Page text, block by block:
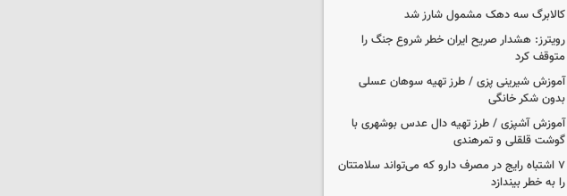
کالابرگ سه دهک مشمول شارز شد
رویترز: هشدار صریح ایران خطر شروع جنگ را
متوقف کرد
آموزش شیرینی پزی / طرز تهیه سوهان عسلی
بدون شکر خانگی
آموزش آشپزی / طرز تهیه دال عدس بوشهری با
گوشت قلقلی و تمرهندی
۷ اشتباه رایج در مصرف دارو که می‌تواند سلامتتان
را به خطر بیندازد